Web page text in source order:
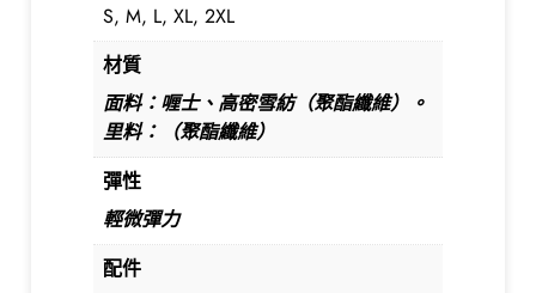
S, M, L, XL, 2XL
材質
面料：喱士、高密雪紡（聚酯纖維）。
里料：（聚酯纖維）
彈性
輕微彈力
配件